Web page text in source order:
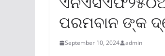
ପରମବାନ ଙ୍କ
September 10, 2024 admin